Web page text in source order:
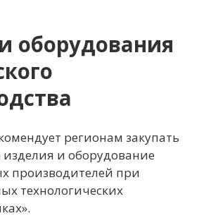
оборудования
регионам закупать
и оборудование
производителей при
технологических
ЭКСПЕРТИЗА
РЕГЛАМЕНТОВ
О РАССЧИТЫВАЕМОЙ
И ГЛАВНЫХ БУХГАЛТЕРОВ